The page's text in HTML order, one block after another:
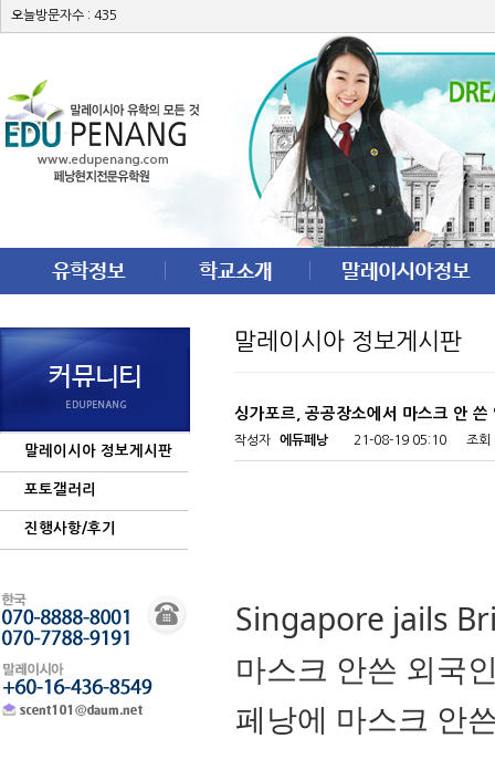
오늘방문자수 : 435
말레이시아 정보게시판
포토갤러리
진행사항/후기
말레이시아 정보게시판
싱가포르, 공공장소에서 마스크 안 쓴
작성자 에듀페낭 21-08-19 05:10 조회
Singapore jails
마스크 안쓴 외국
페낭에 마스크 안